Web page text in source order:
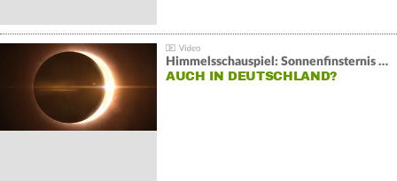
Himmelsschauspiel: Sonnenfinsternis über Spanien
AUCH IN DEUTSCHLAND?